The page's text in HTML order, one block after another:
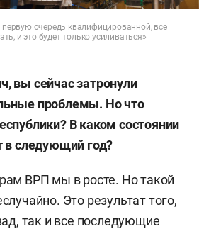
очередь квалифицированной, все
и это будет только усиливаться»
вы сейчас затронули
проблемы. Но что
В каком состоянии
в следующий год?
ВРП мы в росте. Но такой
Это результат того,
так и все последующие